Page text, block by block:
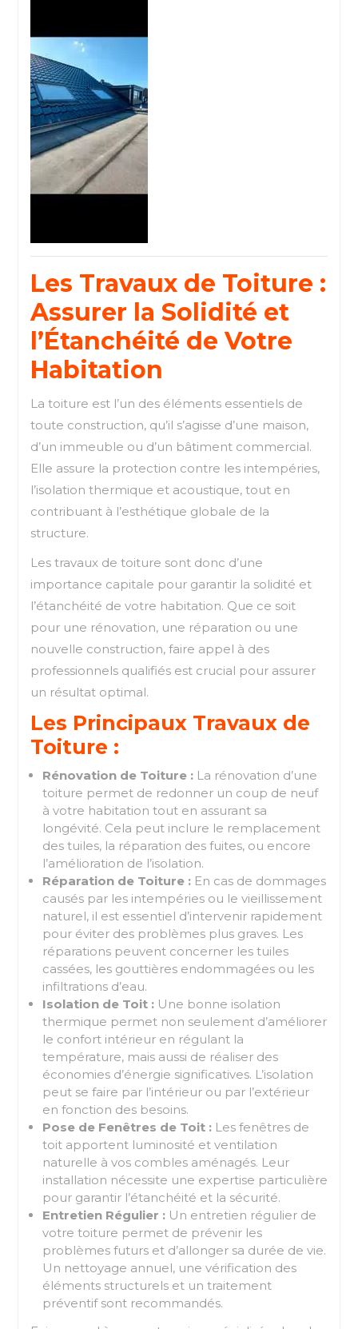
Les Travaux de Toiture :
Assurer la Solidité et
l’Étanchéité de Votre
Habitation
La toiture est l’un des éléments essentiels de
toute construction, qu’il s’agisse d’une maison,
d’un immeuble ou d’un bâtiment commercial.
Elle assure la protection contre les intempéries,
l’isolation thermique et acoustique, tout en
contribuant à l’esthétique globale de la
structure.
Les travaux de toiture sont donc d’une
importance capitale pour garantir la solidité et
l’étanchéité de votre habitation. Que ce soit
pour une rénovation, une réparation ou une
nouvelle construction, faire appel à des
professionnels qualifiés est crucial pour assurer
un résultat optimal.
Les Principaux Travaux de
Toiture :
Rénovation de Toiture : La rénovation d’une
toiture permet de redonner un coup de neuf
à votre habitation tout en assurant sa
longévité. Cela peut inclure le remplacement
des tuiles, la réparation des fuites, ou encore
l’amélioration de l’isolation.
Réparation de Toiture : En cas de dommages
causés par les intempéries ou le vieillissement
naturel, il est essentiel d’intervenir rapidement
pour éviter des problèmes plus graves. Les
réparations peuvent concerner les tuiles
cassées, les gouttières endommagées ou les
infiltrations d’eau.
Isolation de Toit : Une bonne isolation
thermique permet non seulement d’améliorer
le confort intérieur en régulant la
température, mais aussi de réaliser des
économies d’énergie significatives. L’isolation
peut se faire par l’intérieur ou par l’extérieur
en fonction des besoins.
Pose de Fenêtres de Toit : Les fenêtres de
toit apportent luminosité et ventilation
naturelle à vos combles aménagés. Leur
installation nécessite une expertise particulière
pour garantir l’étanchéité et la sécurité.
Entretien Régulier : Un entretien régulier de
votre toiture permet de prévenir les
problèmes futurs et d’allonger sa durée de vie.
Un nettoyage annuel, une vérification des
éléments structurels et un traitement
préventif sont recommandés.